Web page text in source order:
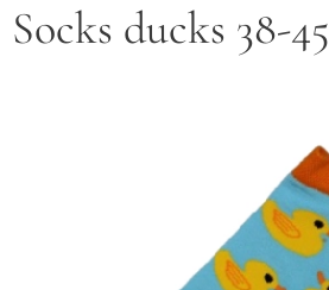
Socks ducks 38-45